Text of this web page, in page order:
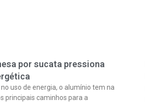
por sucata pressiona
uso de energia, o alumínio tem na
principais caminhos para a